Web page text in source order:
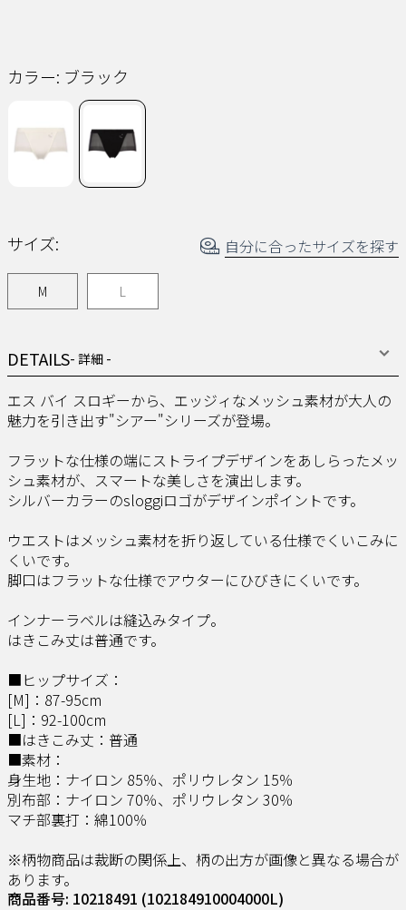
DETAILS- 詳細 -
エス バイ スロギーから、エッジィなメッシュ素材が大人の
魅力を引き出す"シアー"シリーズが登場。
フラットな仕様の端にストライプデザインをあしらったメッ
シュ素材が、スマートな美しさを演出します。
シルバーカラーのsloggiロゴがデザインポイントです。
ウエストはメッシュ素材を折り返している仕様でくいこみに
くいです。
脚口はフラットな仕様でアウターにひびきにくいです。
インナーラベルは縫込みタイプ。
はきこみ丈は普通です。
■ヒップサイズ：
[M]：87-95cm
[L]：92-100cm
■はきこみ丈：普通
■素材：
身生地：ナイロン 85％、ポリウレタン 15％
別布部：ナイロン 70％、ポリウレタン 30％
マチ部裏打：綿100％
※柄物商品は裁断の関係上、柄の出方が画像と異なる場合が
あります。
商品番号: 10218491 (102184910004000L)
カラー: ブラック
サイズ: 自分に合ったサイズを探す
M L